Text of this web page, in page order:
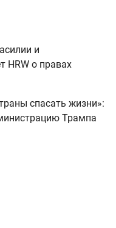
и
HRW о правах
спасать жизни»:
Трампа